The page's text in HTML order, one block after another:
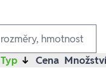
Typ ↓ Cena